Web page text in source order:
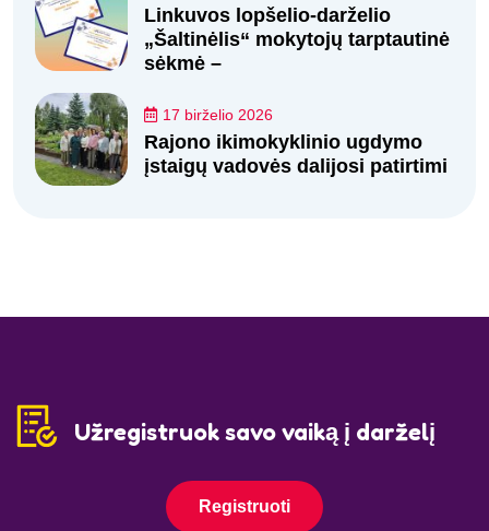
Linkuvos lopšelio-darželio
„Šaltinėlis“ mokytojų tarptautinė
sėkmė –
17 birželio 2026
Rajono ikimokyklinio ugdymo
įstaigų vadovės dalijosi patirtimi
Užregistruok savo vaiką į darželį
Registruoti